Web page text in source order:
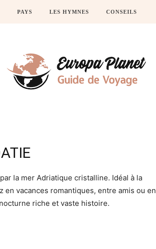
PAYS LES HYMNES CONSEILS
la mer Adriatique cristalline. Idéal à la
vacances romantiques, entre amis ou en
riche et vaste histoire.